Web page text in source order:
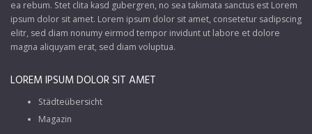
ea rebum. Stet clita kasd gubergren, no sea takimata sanctus est Lorem
ipsum dolor sit amet. Lorem ipsum dolor sit amet, consetetur sadipscing
elitr, sed diam nonumy eirmod tempor invidunt ut labore et dolore
magna aliquyam erat, sed diam voluptua.
LOREM IPSUM DOLOR SIT AMET
Städteübersicht
Magazin